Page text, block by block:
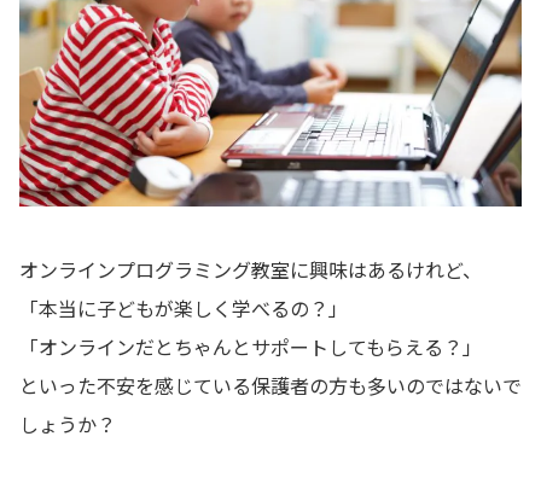
オンラインプログラミング教室に興味はあるけれど、
「本当に子どもが楽しく学べるの？」
「オンラインだとちゃんとサポートしてもらえる？」
といった不安を感じている保護者の方も多いのではないで
しょうか？